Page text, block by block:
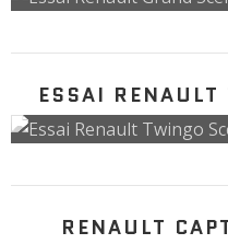
ESSAI
RENAULT